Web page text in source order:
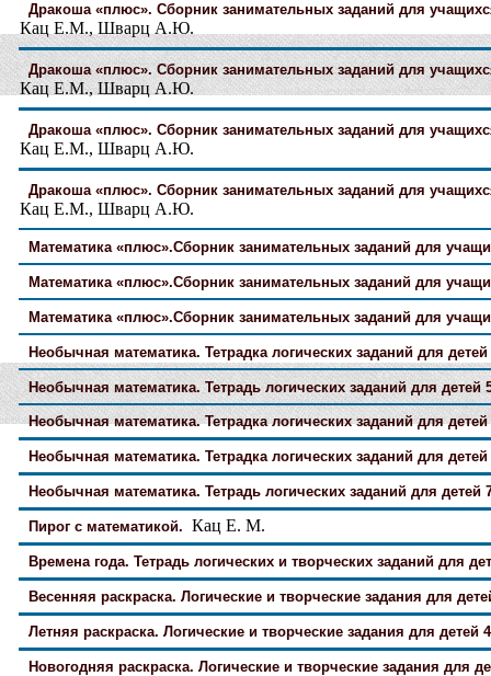
Дракоша «плюс». Сборник занимательных заданий для
Кац Е.М., Шварц А.Ю.
Дракоша «плюс». Сборник занимательных заданий для
Кац Е.М., Шварц А.Ю.
Дракоша «плюс». Сборник занимательных заданий для
Кац Е.М., Шварц А.Ю.
Дракоша «плюс». Сборник занимательных заданий для
Кац Е.М., Шварц А.Ю.
Математика «плюс».Сборник занимательных заданий для
Математика «плюс».Сборник занимательных заданий для
Математика «плюс».Сборник занимательных заданий для
Необычная математика. Тетрадка логических заданий для детей
Необычная математика. Тетрадь логических заданий для детей
Необычная математика. Тетрадка логических заданий для детей
Необычная математика. Тетрадка логических заданий для детей
Необычная математика. Тетрадь логических заданий для детей
Пирог с математикой. Кац Е. М.
Времена года. Тетрадь логических и творческих заданий для
Весенняя раскраска. Логические и творческие задания для
Летняя раскраска. Логические и творческие задания для детей
Новогодняя раскраска. Логические и творческие задания для